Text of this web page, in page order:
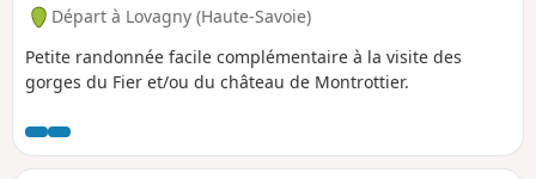
Départ à Lovagny (Haute-Savoie)
Petite randonnée facile complémentaire à la visite des
gorges du Fier et/ou du château de Montrottier.